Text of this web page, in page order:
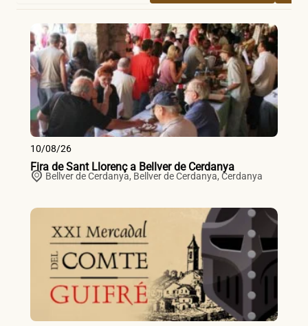
10/08/26
Fira de Sant Llorenç a Bellver de Cerdanya
Bellver de Cerdanya, Bellver de Cerdanya, Cerdanya